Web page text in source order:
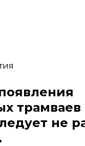
трамваев
не